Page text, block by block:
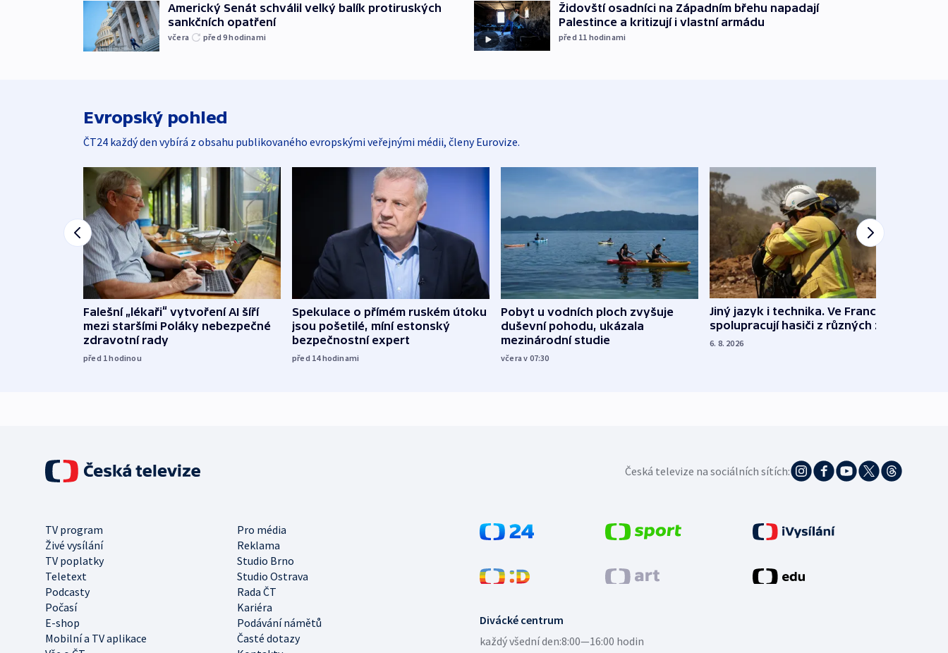
Americký Senát schválil velký balík protiruských
sankčních opatření
včera před 9hodinami
Židovští osadníci na Západním břehu napadají
Palestince a kritizují i vlastní armádu
před 11 hodinami
Evropský pohled
ČT24 každý den vybírá z obsahu publikovaného evropskými veřejnými médii, členy Eurovize.
Falešní „lékaři“ vytvoření AI šíří
mezi staršími Poláky nebezpečné
zdravotní rady
před 1hodinou
Spekulace o přímém ruském útoku
jsou pošetilé, míní estonský
bezpečnostní expert
před 14hodinami
Pobyt u vodních ploch zvyšuje
duševní pohodu, ukázala
mezinárodní studie
včera v 07:30
Jiný jazyk i technika. Ve Francii
spolupracují hasiči z různých zemí
6. 8. 2026
Česká televize na sociálních sítích:
TV program
Pro média
Živé vysílání
Reklama
TV poplatky
Studio Brno
Teletext
Studio Ostrava
Podcasty
Rada ČT
Počasí
Kariéra
E-shop
Podávání námětů
Mobilní a TV aplikace
Časté dotazy
Divácké centrum
každý všední den:8:00—16:00 hodin